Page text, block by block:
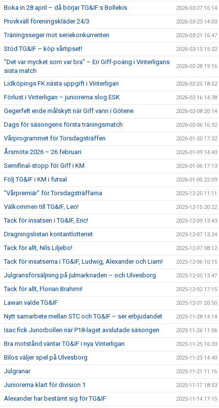
Boka in 28 april – då börjar TG&IF:s Bollekis 2026-03-27 16:14
Provkväll föreningskläder 24/3 2026-03-23 14:03
Träningsseger mot seriekonkurrenten 2026-03-21 16:47
Stöd TG&IF – köp vårtipset! 2026-03-13 15:22
”Det var mycket som var bra” – En Giff-poäng i Vinterligans
sista match
2026-02-28 19:16
Lidköpings FK nästa uppgift i Vinterligan 2026-02-25 18:52
Förlust i Vinterligan – juniorerna slog ESK 2026-02-16 14:38
Gegerfelt ende målskytt när Giff vann i Götene 2026-02-08 20:14
Dags för säsongens första träningsmatch 2026-02-06 16:32
Vårprogrammet för Torsdagsträffen 2026-01-20 17:32
Årsmöte 2026 – 26 februari 2026-01-09 14:43
Semifinal-stopp för Giff i KM 2026-01-06 17:13
Följ TG&IF i KM i futsal 2026-01-05 22:09
”Vårpremiär” för Torsdagsträffarna 2025-12-25 11:11
Välkommen till TG&IF, Leo! 2025-12-15 20:22
Tack för insatsen i TG&IF, Eric! 2025-12-09 13:43
Dragningslistan kontantlotteriet 2025-12-07 13:24
Tack för allt, Nils Liljebo! 2025-12-07 08:12
Tack för insatserna i TG&IF, Ludwig, Alexander och Liam! 2025-12-06 10:15
Julgransförsäljning på julmarknaden – och Ulvesborg 2025-12-05 13:47
Tack för allt, Florian Brahimi! 2025-12-02 17:15
Lawan valde TG&IF 2025-12-01 20:50
Nytt samarbete mellan STC och TG&IF – ser erbjudandet 2025-11-28 14:14
Isac fick Junorbollen när P18-laget avslutade säsongen 2025-11-26 11:06
Bra motstånd väntar TG&IF i nya Vinterligan 2025-11-25 16:33
Bilos väljer spel på Ulvesborg 2025-11-23 14:40
Julgranar 2025-11-21 11:16
Juniorerna klart för division 1 2025-11-17 18:53
Alexander har bestämt sig för TG&IF 2025-11-14 17:15